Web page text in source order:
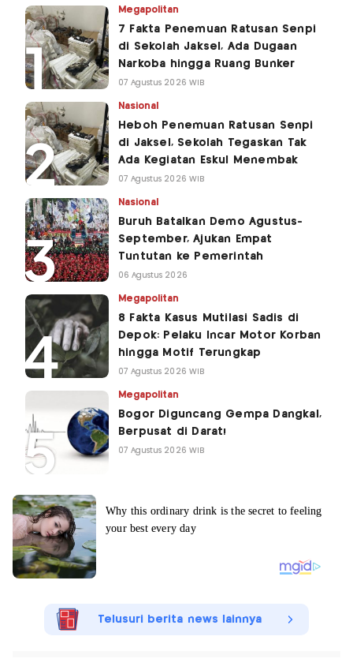
Megapolitan
7 Fakta Penemuan Ratusan Senpi
di Sekolah Jaksel, Ada Dugaan
Narkoba hingga Ruang Bunker
07 Agustus 2026 WIB
Nasional
Heboh Penemuan Ratusan Senpi
di Jaksel, Sekolah Tegaskan Tak
Ada Kegiatan Eskul Menembak
07 Agustus 2026 WIB
Nasional
Buruh Batalkan Demo Agustus-
September, Ajukan Empat
Tuntutan ke Pemerintah
06 Agustus 2026
Megapolitan
8 Fakta Kasus Mutilasi Sadis di
Depok: Pelaku Incar Motor Korban
hingga Motif Terungkap
07 Agustus 2026 WIB
Megapolitan
Bogor Diguncang Gempa Dangkal,
Berpusat di Darat!
07 Agustus 2026 WIB
Telusuri berita news lainnya